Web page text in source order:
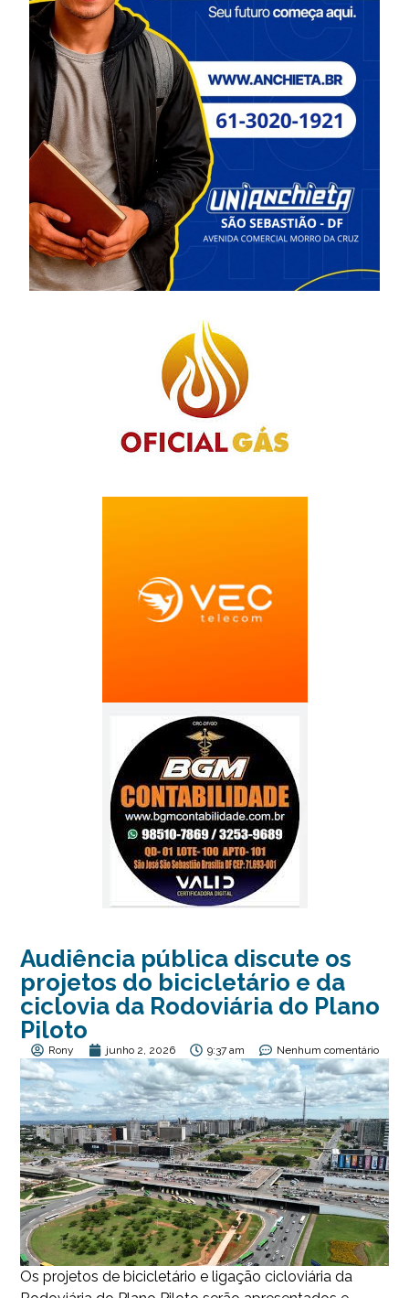
Audiência pública discute os
projetos do bicicletário e da
ciclovia da Rodoviária do Plano
Piloto
Rony junho 2, 2026 9:37 am Nenhum comentário
Os projetos de bicicletário e ligação cicloviária da